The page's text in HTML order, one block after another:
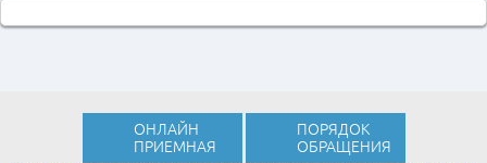
ОНЛАЙН
ПРИЕМНАЯ
ПОРЯДОК
ОБРАЩЕНИЯ